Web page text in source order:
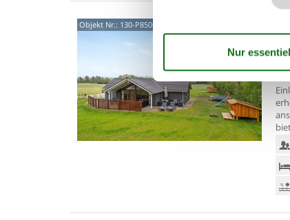
Objekt Nr.: 130-P85063
4,3